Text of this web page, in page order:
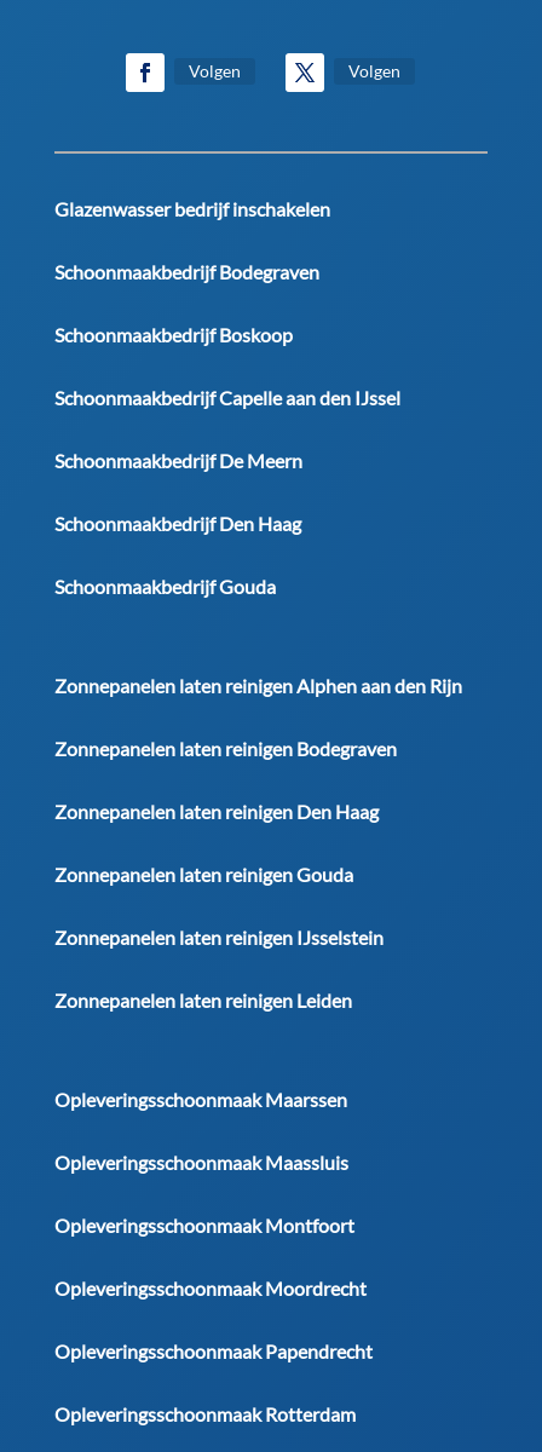
Volgen Volgen
Glazenwasser bedrijf inschakelen
Schoonmaakbedrijf Bodegraven
Schoonmaakbedrijf Boskoop
Schoonmaakbedrijf Capelle aan den IJssel
Schoonmaakbedrijf De Meern
Schoonmaakbedrijf Den Haag
Schoonmaakbedrijf Gouda
Zonnepanelen laten reinigen Alphen aan den Rijn
Zonnepanelen laten reinigen Bodegraven
Zonnepanelen laten reinigen Den Haag
Zonnepanelen laten reinigen Gouda
Zonnepanelen laten reinigen IJsselstein
Zonnepanelen laten reinigen Leiden
Opleveringsschoonmaak Maarssen
Opleveringsschoonmaak Maassluis
Opleveringsschoonmaak Montfoort
Opleveringsschoonmaak Moordrecht
Opleveringsschoonmaak Papendrecht
Opleveringsschoonmaak Rotterdam